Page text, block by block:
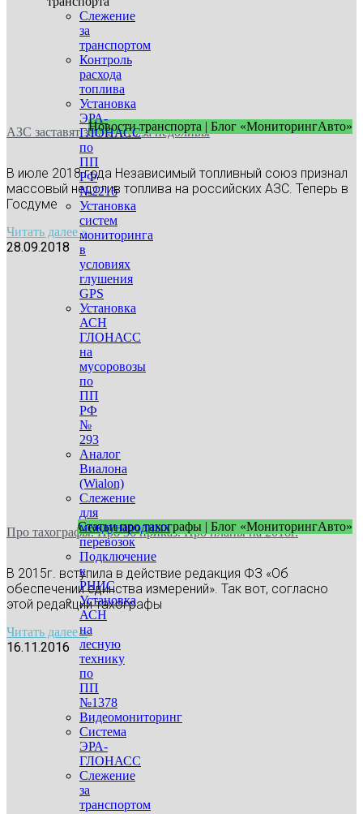
Слежение
за
транспортом
Контроль
расхода
топлива
Установка
ЭРА-
ГЛОНАСС
по
ПП
РФ
№2216
Установка
систем
мониторинга
в
условиях
глушения
GPS
Установка
АСН
ГЛОНАСС
на
мусоровозы
по
ПП
РФ
№
293
Аналог
Виалона
(Wialon)
Слежение
для
международных
перевозок
Подключение
к
РНИС
Установка
АСН
на
лесную
технику
по
ПП
№1378
Видеомониторинг
Система
ЭРА-
ГЛОНАСС
Слежение
за
транспортом
Новости транспорта | Блог «МониторингАвто»
АЗС заставят заплатить за недоливы
В июле 2018 года Независимый топливный союз признал
массовый недолив топлива на российских АЗС. Теперь в
Госдуме
Читать далее »
28.09.2018
Статьи про тахографы | Блог «МониторингАвто»
Про тахографы. Про 36 приказ. Про планы на 2018г.
В 2015г. вступила в действие редакция ФЗ «Об
обеспечении единства измерений». Так вот, согласно
этой редакции тахографы
Читать далее »
16.11.2016